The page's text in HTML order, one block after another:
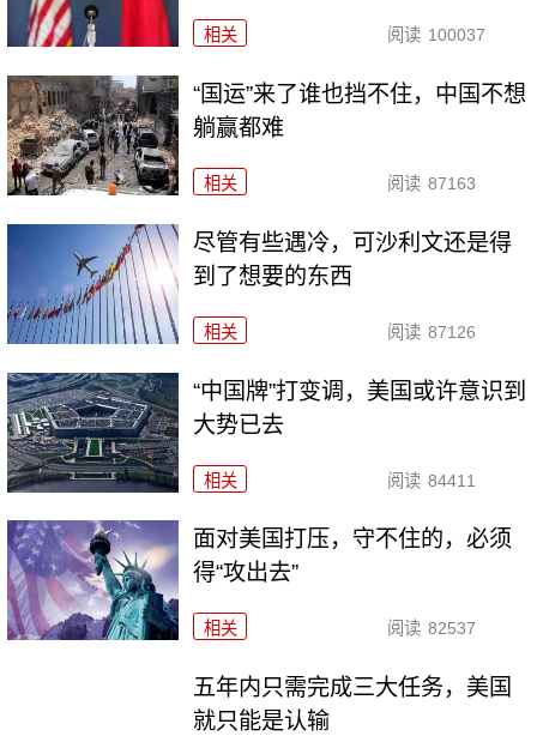
相关 阅读 100037
“国运”来了谁也挡不住，中国不想
躺赢都难
相关 阅读 87163
尽管有些遇冷，可沙利文还是得
到了想要的东西
相关 阅读 87126
“中国牌”打变调，美国或许意识到
大势已去
相关 阅读 84411
面对美国打压，守不住的，必须
得“攻出去”
相关 阅读 82537
五年内只需完成三大任务，美国
就只能是认输